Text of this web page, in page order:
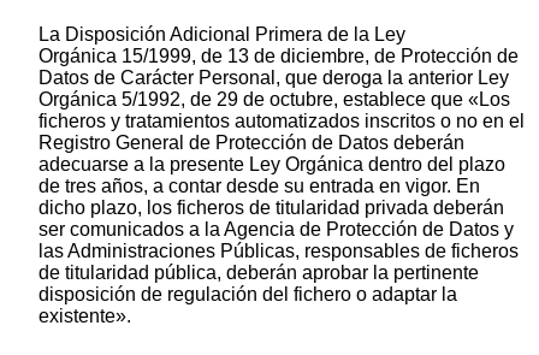
La Disposición Adicional Primera de la Ley
Orgánica 15/1999, de 13 de diciembre, de Protección de
Datos de Carácter Personal, que deroga la anterior Ley
Orgánica 5/1992, de 29 de octubre, establece que «Los
ficheros y tratamientos automatizados inscritos o no en el
Registro General de Protección de Datos deberán
adecuarse a la presente Ley Orgánica dentro del plazo
de tres años, a contar desde su entrada en vigor. En
dicho plazo, los ficheros de titularidad privada deberán
ser comunicados a la Agencia de Protección de Datos y
las Administraciones Públicas, responsables de ficheros
de titularidad pública, deberán aprobar la pertinente
disposición de regulación del fichero o adaptar la
existente».